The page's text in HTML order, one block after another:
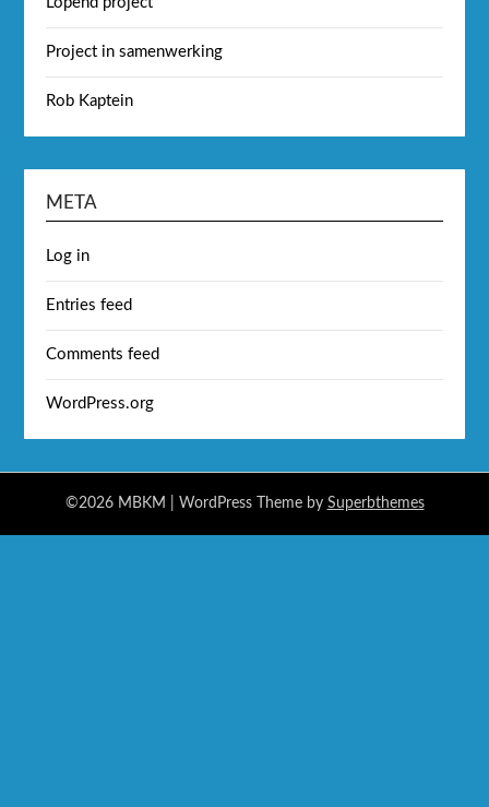
Project in samenwerking
Rob Kaptein
META
Log in
Entries feed
Comments feed
WordPress.org
©2026 MBKM | WordPress Theme by Superbthemes